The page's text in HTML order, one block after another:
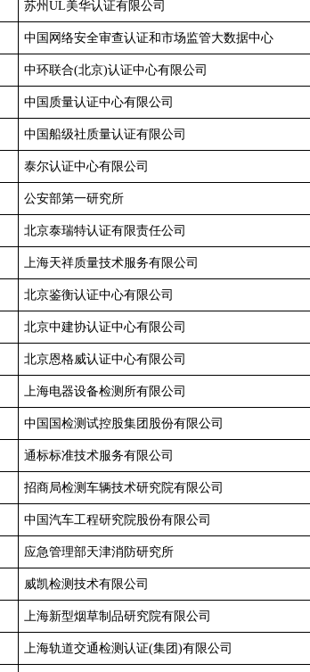
苏州UL美华认证有限公司
中国网络安全审查认证和市场监管大数据中心
中环联合(北京)认证中心有限公司
中国质量认证中心有限公司
中国船级社质量认证有限公司
泰尔认证中心有限公司
公安部第一研究所
北京泰瑞特认证有限责任公司
上海天祥质量技术服务有限公司
北京鉴衡认证中心有限公司
北京中建协认证中心有限公司
北京恩格威认证中心有限公司
上海电器设备检测所有限公司
中国国检测试控股集团股份有限公司
通标标准技术服务有限公司
招商局检测车辆技术研究院有限公司
中国汽车工程研究院股份有限公司
应急管理部天津消防研究所
威凯检测技术有限公司
上海新型烟草制品研究院有限公司
上海轨道交通检测认证(集团)有限公司